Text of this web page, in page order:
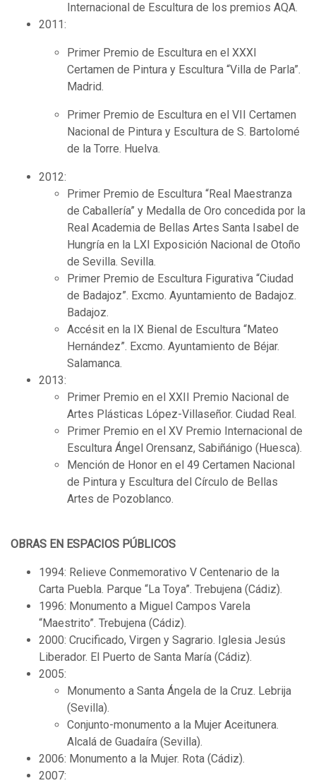
Internacional de Escultura de los premios AQA.
2011:
Primer Premio de Escultura en el XXXI
Certamen de Pintura y Escultura “Villa de Parla”.
Madrid.
Primer Premio de Escultura en el VII Certamen
Nacional de Pintura y Escultura de S. Bartolomé
de la Torre. Huelva.
2012:
Primer Premio de Escultura “Real Maestranza
de Caballería” y Medalla de Oro concedida por la
Real Academia de Bellas Artes Santa Isabel de
Hungría en la LXI Exposición Nacional de Otoño
de Sevilla. Sevilla.
Primer Premio de Escultura Figurativa “Ciudad
de Badajoz”. Excmo. Ayuntamiento de Badajoz.
Badajoz.
Accésit en la IX Bienal de Escultura “Mateo
Hernández”. Excmo. Ayuntamiento de Béjar.
Salamanca.
2013:
Primer Premio en el XXII Premio Nacional de
Artes Plásticas López-Villaseñor. Ciudad Real.
Primer Premio en el XV Premio Internacional de
Escultura Ángel Orensanz, Sabiñánigo (Huesca).
Mención de Honor en el 49 Certamen Nacional
de Pintura y Escultura del Círculo de Bellas
Artes de Pozoblanco.
OBRAS EN ESPACIOS PÚBLICOS
1994: Relieve Conmemorativo V Centenario de la
Carta Puebla. Parque “La Toya”. Trebujena (Cádiz).
1996: Monumento a Miguel Campos Varela
“Maestrito”. Trebujena (Cádiz).
2000: Crucificado, Virgen y Sagrario. Iglesia Jesús
Liberador. El Puerto de Santa María (Cádiz).
2005:
Monumento a Santa Ángela de la Cruz. Lebrija
(Sevilla).
Conjunto-monumento a la Mujer Aceitunera.
Alcalá de Guadaíra (Sevilla).
2006: Monumento a la Mujer. Rota (Cádiz).
2007: